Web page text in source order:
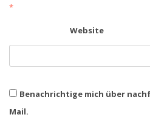
*
Website
Benachrichtige mich über
Mail.